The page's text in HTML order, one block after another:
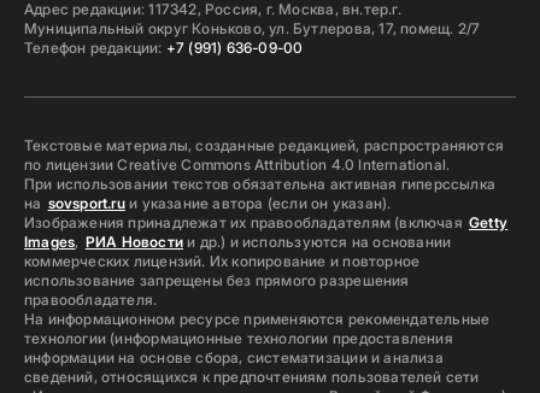
Адрес редакции: 117342, Россия, г. Москва, вн.тер.г.
Муниципальный округ Коньково, ул. Бутлерова, 17, помещ. 2/7
Телефон редакции: +7 (991) 636-09-00
Текстовые материалы, созданные редакцией, распространяются
по лицензии Creative Commons Attribution 4.0 International.
При использовании текстов обязательна активная гиперссылка
на sovsport.ruи указание автора (если он указан).
Изображения принадлежат их правообладателям (включая Getty
Images, РИА Новостии др.) и используются на основании
коммерческих лицензий. Их копирование и повторное
использование запрещены без прямого разрешения
правообладателя.
На информационном ресурсе применяются рекомендательные
технологии (информационные технологии предоставления
информации на основе сбора, систематизации и анализа
сведений, относящихся к предпочтениям пользователей сети